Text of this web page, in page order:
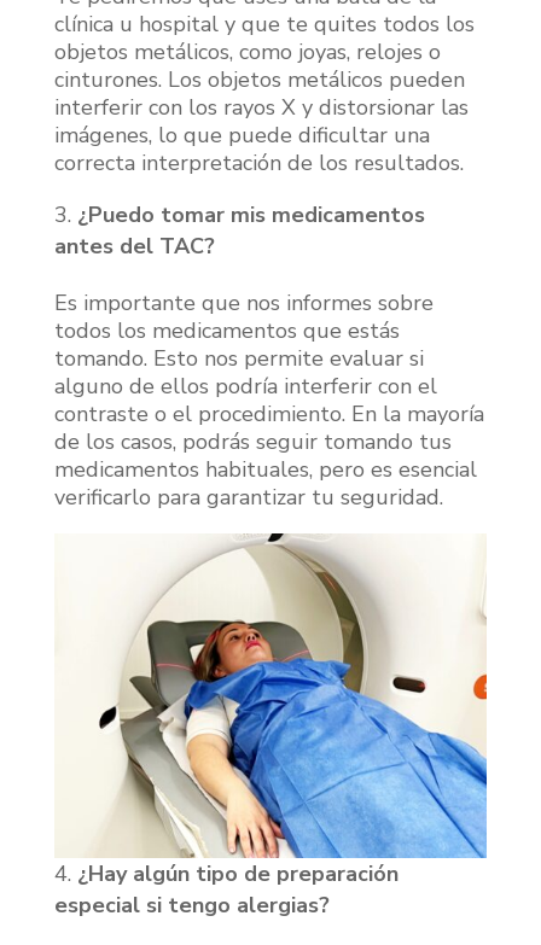
clínica u hospital y que te quites todos los
objetos metálicos, como joyas, relojes o
cinturones. Los objetos metálicos pueden
interferir con los rayos X y distorsionar las
imágenes, lo que puede dificultar una
correcta interpretación de los resultados.
¿Puedo tomar mis medicamentos
antes del TAC?
Es importante que nos informes sobre
todos los medicamentos que estás
tomando. Esto nos permite evaluar si
alguno de ellos podría interferir con el
contraste o el procedimiento. En la mayoría
de los casos, podrás seguir tomando tus
medicamentos habituales, pero es esencial
verificarlo para garantizar tu seguridad.
¿Hay algún tipo de preparación
especial si tengo alergias?